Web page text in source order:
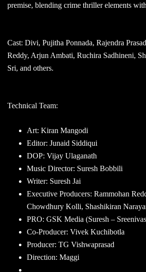
premise, blending crime thriller elements
Cast: Divi, Pujitha Ponnada, Rajendra
Reddy, Arjun Ambati, Ruchira Sadhineni,
Sri, and others.
Technical Team:
Art: Kiran Mangodi
Editor: Junaid Siddiqui
DOP: Vijay Ulaganath
Music Director: Suresh Bobbili
Writer: Suresh Jai
Executive Producers: Rammohan
Chowdhury Kolli, Shashikiran
PRO: GSK Media (Suresh –
Co-Producer: Vivek Kuchibotla
Producer: TG Vishwaprasad
Direction: Maggi